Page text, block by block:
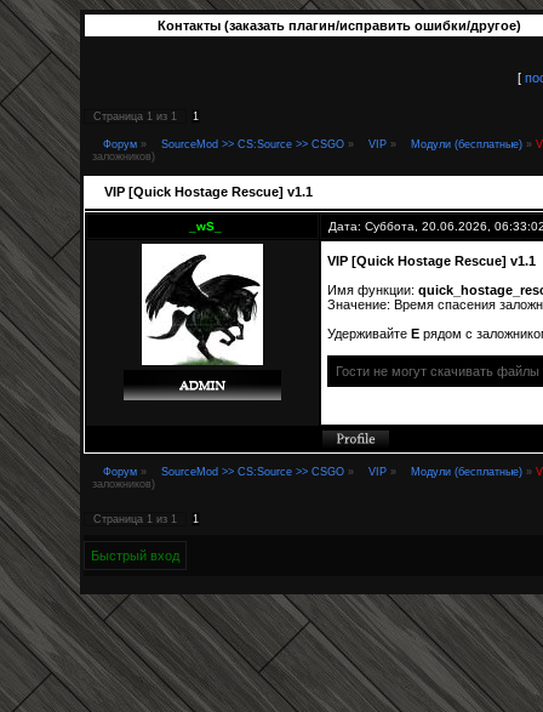
Контакты (заказать плагин/исправить ошибки/другое)
[
Страница 1 из 1 1
Форум » SourceMod >> CS:Source >> CSGO » VIP » Модули (бесплатные) »
заложников)
VIP [Quick Hostage Rescue] v1.1
_wS_ Дата: Суббота, 20.06.2026,
VIP [Quick Hostage Rescue] v1.1
Имя функции:
Значение: Время спасения
Удерживайте Е рядом с
Гости не могут скачивать файлы
Форум » SourceMod >> CS:Source >> CSGO » VIP » Модули (бесплатные) »
заложников)
Страница 1 из 1 1